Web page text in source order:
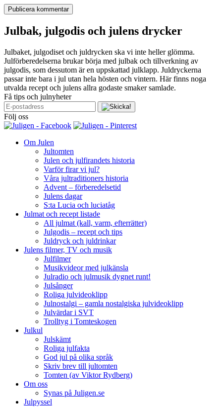
Publicera kommentar
Julbak, julgodis och julens drycker
Julbaket, julgodiset och juldrycken ska vi inte heller glömma.
Julförberedelserna brukar börja med julbak och tillverkning av
julgodis, som dessutom är en uppskattad julklapp. Juldryckerna
passar inte bara i jul utan hela hösten och vintern. Här finns noga
utvalda recept och julens allra godaste smaker samlade.
Få tips och julnyheter
Följ oss
Om Julen
Jultomten
Julen och julfirandets historia
Varför firar vi jul?
Våra jultraditioners historia
Advent – förberedelsetid
Julens dagar
S:ta Lucia och luciatåg
Julmat och recept listade
All julmat (kall, varm, efterrätter)
Julgodis – recept och tips
Juldryck och juldrinkar
Julens filmer, TV och musik
Julfilmer
Musikvideor med julkänsla
Julradio och julmusik dygnet runt!
Julsånger
Roliga julvideoklipp
Julnostalgi – gamla nostalgiska julvideoklipp
Julvärdar i SVT
Trolltyg i Tomteskogen
Julkul
Julskämt
Roliga julfakta
God jul på olika språk
Skriv brev till jultomten
Tomten (av Viktor Rydberg)
Om oss
Synas på Juligen.se
Julpyssel